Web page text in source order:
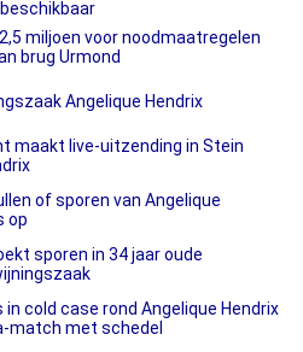
miljoen voor noodmaatregelen
brug Urmond
Angelique Hendrix
maakt live-uitzending in Stein
of sporen van Angelique
op
sporen in 34 jaar oude
cold case rond Angelique Hendrix
match met schedel